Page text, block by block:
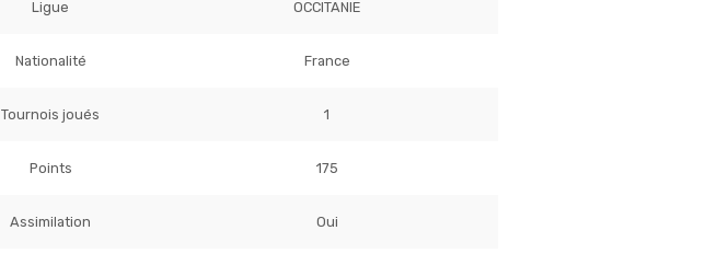
Ligue OCCITANIE
Nationalité France
Tournois joués 1
Points 175
Assimilation Oui